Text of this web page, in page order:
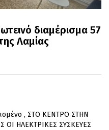
διαμέρισμα 57
Λαμίας
, ΣΤΟ ΚΕΝΤΡΟ ΣΤΗΝ
ΟΙ ΗΛΕΚΤΡΙΚΕΣ ΣΥΣΚΕΥΕΣ